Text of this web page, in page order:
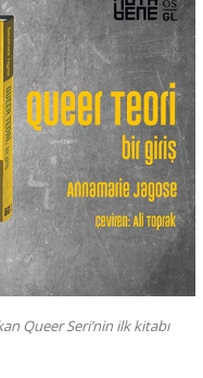
Queer Seri’nin ilk kitabı